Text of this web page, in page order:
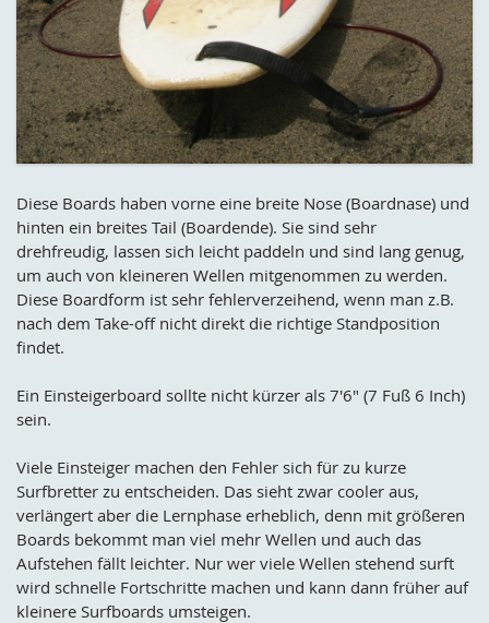
Diese Boards haben vorne eine breite Nose (Boardnase) und
hinten ein breites Tail (Boardende). Sie sind sehr
drehfreudig, lassen sich leicht paddeln und sind lang genug,
um auch von kleineren Wellen mitgenommen zu werden.
Diese Boardform ist sehr fehlerverzeihend, wenn man z.B.
nach dem Take-off nicht direkt die richtige Standposition
findet.
Ein Einsteigerboard sollte nicht kürzer als 7'6" (7 Fuß 6 Inch)
sein.
Viele Einsteiger machen den Fehler sich für zu kurze
Surfbretter zu entscheiden. Das sieht zwar cooler aus,
verlängert aber die Lernphase erheblich, denn mit größeren
Boards bekommt man viel mehr Wellen und auch das
Aufstehen fällt leichter. Nur wer viele Wellen stehend surft
wird schnelle Fortschritte machen und kann dann früher auf
kleinere Surfboards umsteigen.